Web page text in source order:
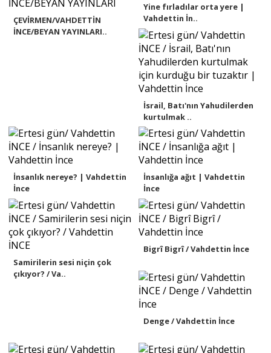
ÇEVİRMEN/VAHDETTİN
İNCE/BEYAN YAYINLARI..
Yine fırladılar orta yere |
Vahdettin İn..
İsrail, Batı'nın Yahudilerden
kurtulmak ..
İnsanlık nereye? | Vahdettin
İnce
İnsanlığa ağıt | Vahdettin
İnce
Samirilerin sesi niçin çok
çıkıyor? / Va..
Bigrî Bigrî / Vahdettin İnce
Denge / Vahdettin İnce